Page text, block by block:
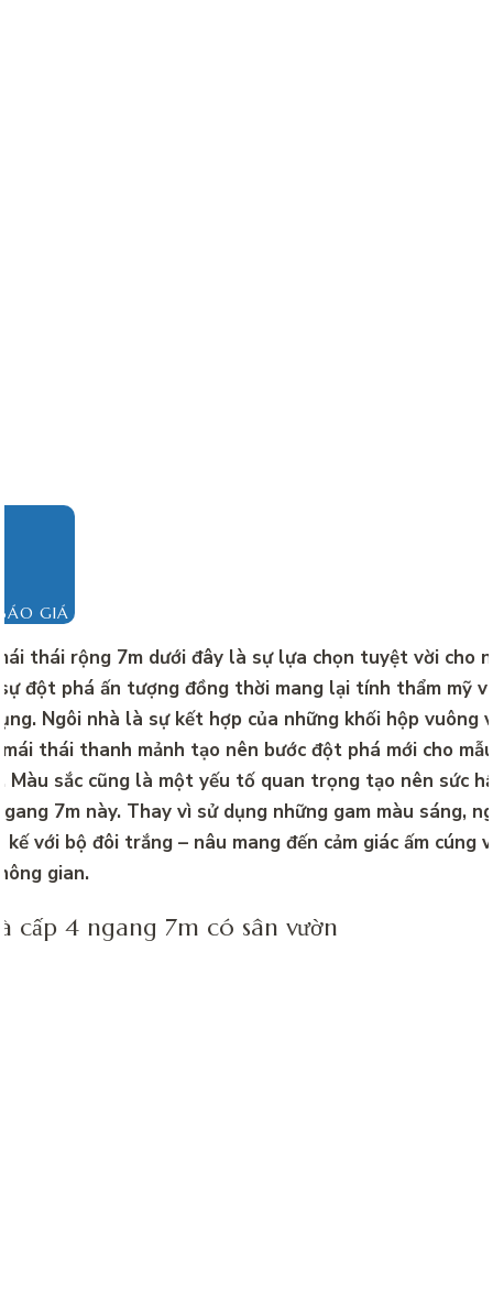
GIÁ
thái rộng 7m dưới đây là sự lựa chọn tuyệt vời cho
đột phá ấn tượng đồng thời mang lại tính thẩm mỹ
Ngôi nhà là sự kết hợp của những khối hộp vuông
thái thanh mảnh tạo nên bước đột phá mới cho
Màu sắc cũng là một yếu tố quan trọng tạo nên sức
7m này. Thay vì sử dụng những gam màu sáng,
với bộ đôi trắng – nâu mang đến cảm giác ấm cúng
gian.
cấp 4 ngang 7m có sân vườn